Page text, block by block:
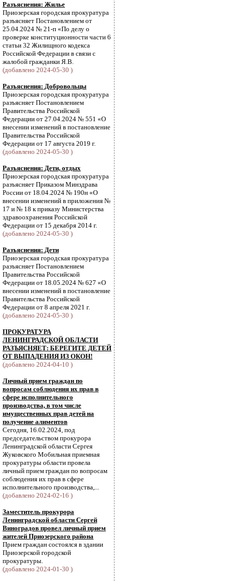
Разъяснения: Жилье
Приозерская городская прокуратура
разъясняет Постановлением от
25.04.2024 № 21-п «По делу о
проверке конституционности части 6
статьи 32 Жилищного кодекса
Российской Федерации в связи с
жалобой гражданки Я.В.
(добавлено 2024-05-30 )
Разъяснения: Добровольцы
Приозерская городская прокуратура
разъясняет Постановлением
Правительства Российской
Федерации от 27.04.2024 № 551 «О
внесении изменений в постановление
Правительства Российской
Федерации от 17 августа 2019 г.
(добавлено 2024-05-30 )
Разъяснения: Дети, отдых
Приозерская городская прокуратура
разъясняет Приказом Минздрава
России от 18.04.2024 № 190н «О
внесении изменений в приложения №
17 и № 18 к приказу Министерства
здравоохранения Российской
Федерации от 15 декабря 2014 г.
(добавлено 2024-05-30 )
Разъяснения: Дети
Приозерская городская прокуратура
разъясняет Постановлением
Правительства Российской
Федерации от 18.05.2024 № 627 «О
внесении изменений в постановление
Правительства Российской
Федерации от 8 апреля 2021 г.
(добавлено 2024-05-30 )
ПРОКУРАТУРА
ЛЕНИНГРАДСКОЙ ОБЛАСТИ
РАЗЪЯСНЯЕТ: БЕРЕГИТЕ ДЕТЕЙ
ОТ ВЫПАДЕНИЯ ИЗ ОКОН!
(добавлено 2024-04-10 )
Личный прием граждан по
вопросам соблюдения их прав в
сфере исполнительного
производства, в том числе
имущественных прав детей на
получение алиментов
Сегодня, 16.02.2024, под
председательством прокурора
Ленинградской области Сергея
Жуковского Мобильная приемная
прокуратуры области провела
личный прием граждан по вопросам
соблюдения их прав в сфере
исполнительного производства,...
(добавлено 2024-02-16 )
Заместитель прокурора
Ленинградской области Сергей
Виноградов провел личный прием
жителей Приозерского района
Прием граждан состоялся в здании
Приозерской городской
прокуратуры.
(добавлено 2024-01-30 )